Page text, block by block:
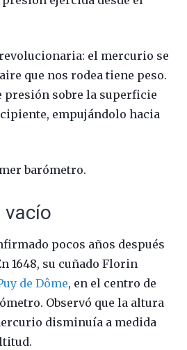
el mercurio se
que nos rodea tiene peso.
presión sobre la superficie
empujándolo hacia
barómetro.
vacío
pocos años después
1648, su cuñado Florin
de Dôme, en el centro de
Observó que la altura
disminuía a medida